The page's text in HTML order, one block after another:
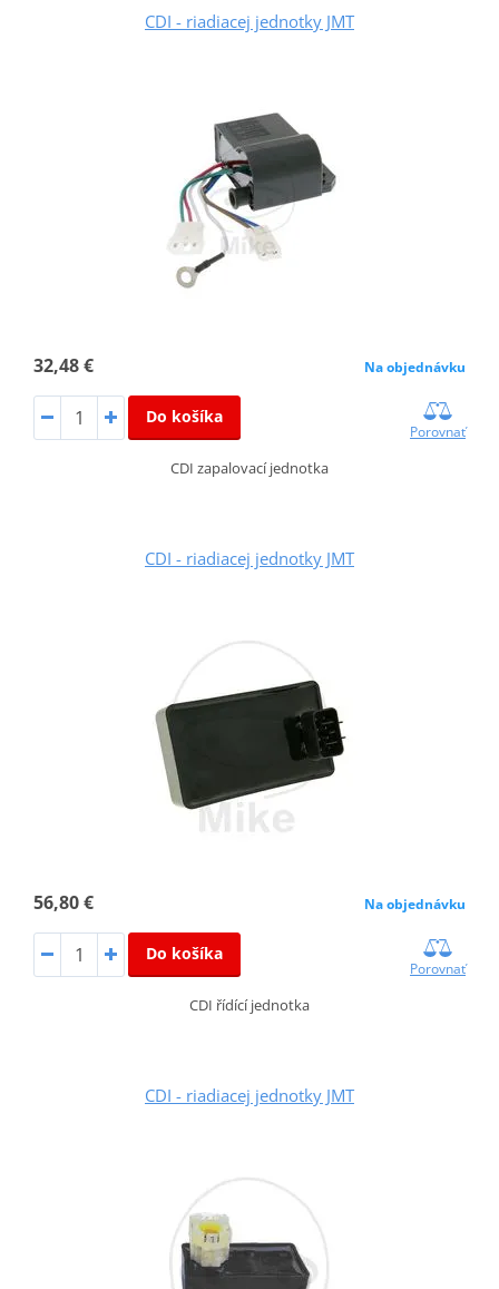
CDI - riadiacej jednotky JMT
32,48 € Na objednávku
Do košíka
Porovnať
CDI zapalovací jednotka
CDI - riadiacej jednotky JMT
56,80 € Na objednávku
Do košíka
Porovnať
CDI řídící jednotka
CDI - riadiacej jednotky JMT